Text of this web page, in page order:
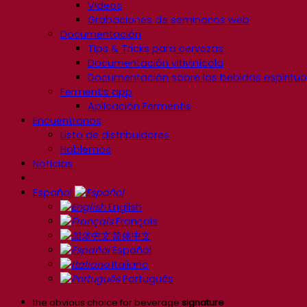
Videos
Grabaciones de seminarios web
Documentación
Tips & Tricks para cervezas
Documentación vitivinícola
Documentación sobre las bebidas
Fermentis app
Aplicación Fermentis
Encuéntranos
Lista de distribuidores
Hablemos
Noticias
Español
English
Français
简体中文
Español
Italiano
Português
the obvious choice for beverage signature